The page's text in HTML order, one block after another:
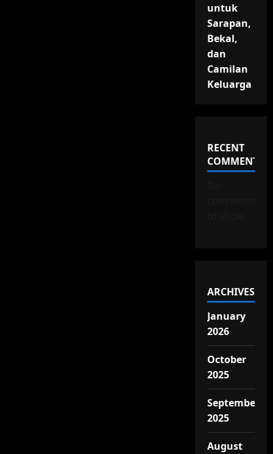
untuk
Sarapan,
Bekal,
dan
Camilan
Keluarga
RECENT
COMMENTS
ARCHIVES
January
2026
October
2025
September
2025
August